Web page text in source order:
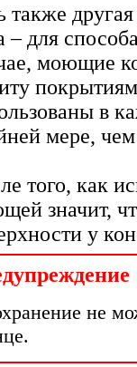
также
– для
моющие
в
мере,
того, как
значит,
у
не